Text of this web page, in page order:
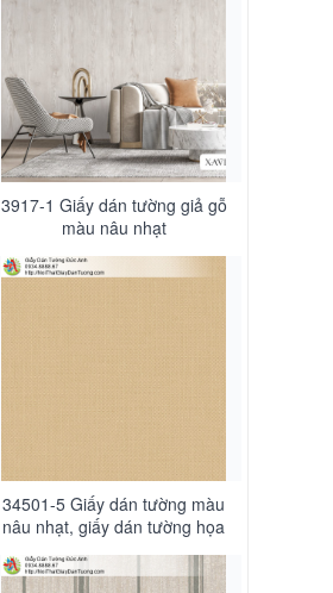
3917-1 Giấy dán tường giả gỗ
màu nâu nhạt
34501-5 Giấy dán tường màu
nâu nhạt, giấy dán tường họa